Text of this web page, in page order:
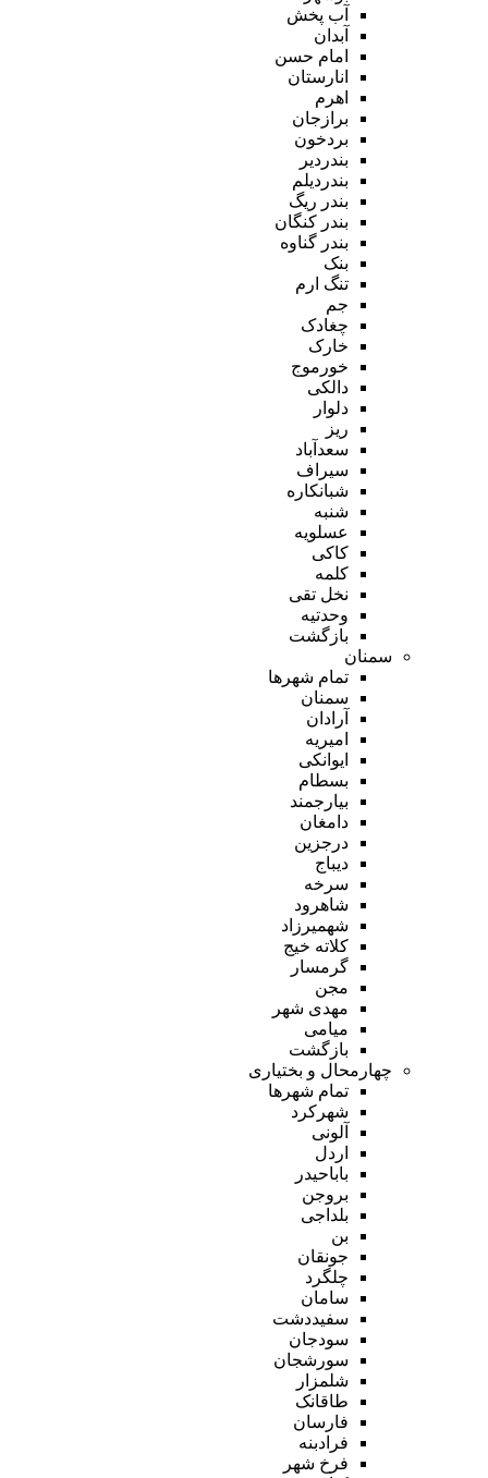
آب پخش
آبدان
امام حسن
انارستان
اهرم
برازجان
بردخون
بندردیر
بندردیلم
بندر ریگ
بندر کنگان
بندر گناوه
بنک
تنگ ارم
جم
چغادک
خارک
خورموج
دالکی
دلوار
ریز
سعدآباد
سیراف
شبانکاره
شنبه
عسلویه
کاکی
کلمه
نخل تقی
وحدتیه
بازگشت
سمنان
تمام شهر‌ها
سمنان
آرادان
امیریه
ایوانکی
بسطام
بیارجمند
دامغان
درجزین
دیباج
سرخه
شاهرود
شهمیرزاد
کلاته خیج
گرمسار
مجن
مهدی شهر
میامی
بازگشت
چهارمحال و بختیاری
تمام شهر‌ها
شهرکرد
آلونی
اردل
باباحیدر
بروجن
بلداجی
بن
جونقان
چلگرد
سامان
سفیددشت
سودجان
سورشجان
شلمزار
طاقانک
فارسان
فرادبنه
فرخ شهر